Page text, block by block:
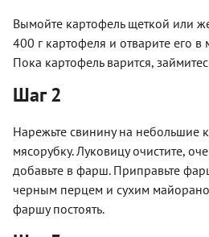
Вымойте картофель щеткой или
400 г картофеля и отварите его в
Пока картофель варится,
Шаг 2
Нарежьте свинину на небольшие
мясорубку. Луковицу очистите,
добавьте в фарш. Приправьте
черным перцем и сухим
фаршу постоять.